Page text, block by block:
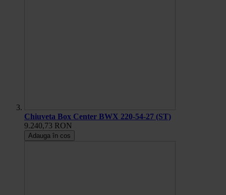
Chiuveta Box Center BWX 220-54-27 (ST)
9.240,73 RON
Adauga în cos